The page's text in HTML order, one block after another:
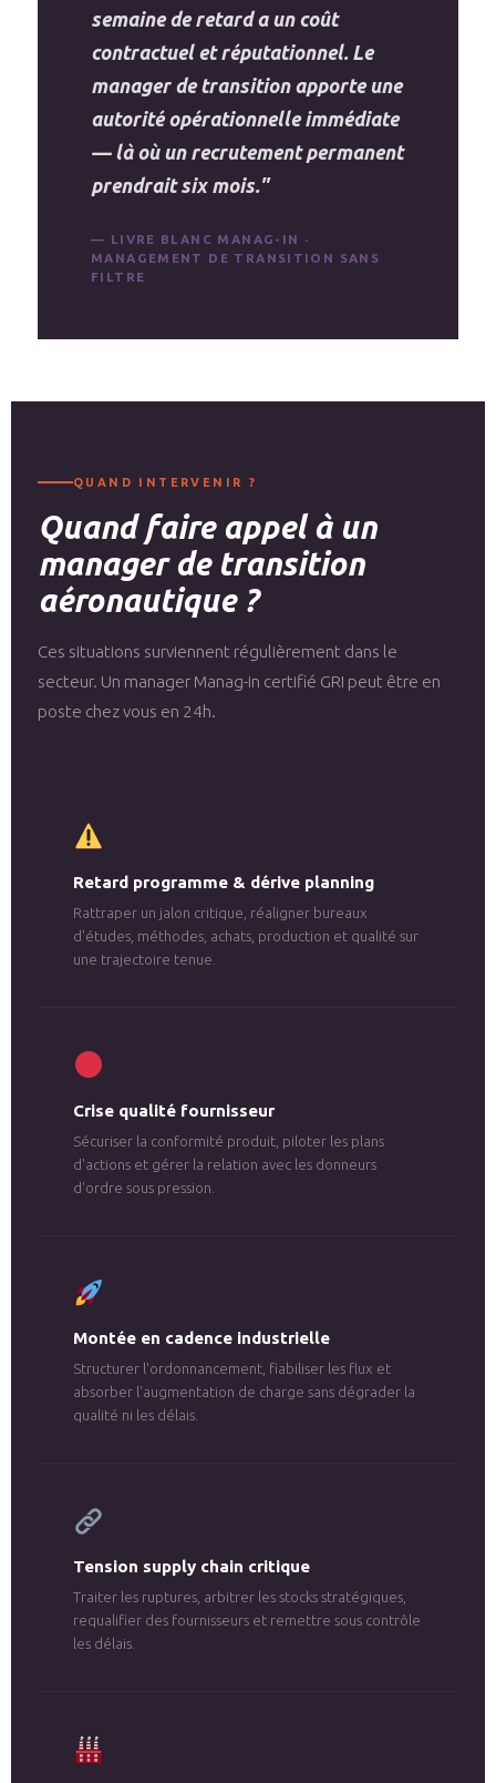
semaine de retard a un coût
contractuel et réputationnel. Le
manager de transition apporte une
autorité opérationnelle immédiate
— là où un recrutement permanent
prendrait six mois."
— LIVRE BLANC MANAG-IN ·
MANAGEMENT DE TRANSITION SANS
FILTRE
QUAND INTERVENIR ?
Quand faire appel à un
manager de transition
aéronautique ?
Ces situations surviennent régulièrement dans le
secteur. Un manager Manag-in certifié GRI peut être en
poste chez vous en 24h.
Retard programme & dérive planning
Rattraper un jalon critique, réaligner bureaux
d'études, méthodes, achats, production et qualité sur
une trajectoire tenue.
Crise qualité fournisseur
Sécuriser la conformité produit, piloter les plans
d'actions et gérer la relation avec les donneurs
d'ordre sous pression.
Montée en cadence industrielle
Structurer l'ordonnancement, fiabiliser les flux et
absorber l'augmentation de charge sans dégrader la
qualité ni les délais.
Tension supply chain critique
Traiter les ruptures, arbitrer les stocks stratégiques,
requalifier des fournisseurs et remettre sous contrôle
les délais.